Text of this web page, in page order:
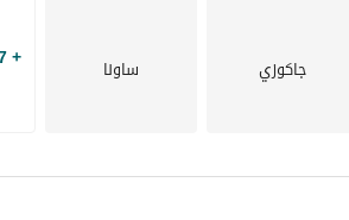
جاكوزي ساونا + 37 مزايا وخدمات